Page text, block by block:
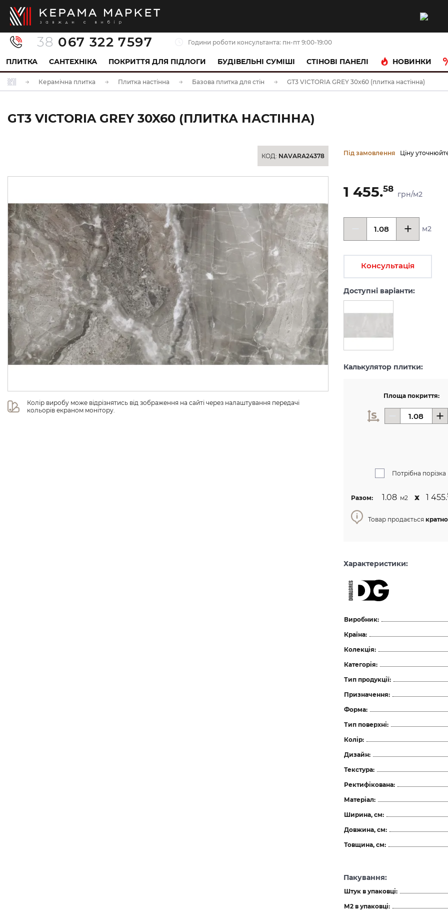
38 067 322 7597 Години роботи консультанта: пн-пт 9:00-19:00
ПЛИТКА САНТЕХНІКА ПОКРИТТЯ ДЛЯ ПІДЛОГИ БУДІВЕЛЬНІ СУМІШІ CТІНОВІ ПАНЕЛІ НОВИНКИ
Керамічна плитка Плитка настінна Базова плитка для стін GT3 VICTORIA GREY 30x60 (плитка настінна)
GT3 VICTORIA GREY 30X60 (ПЛИТКА НАСТІННА)
КОД: NAVARA24378
Колір виробу може відрізнятись від зображення на сайті через налаштування передачі
кольорів екраном монітору.
Під замовлення Ціну
1 455.58
грн/м2
м2
Консультація
Доступні варіанти:
Калькулятор плитки:
Площа покриття:
Потрібна порізка
Разом: 1.08 м2 х 1 455.
Товар продається
Характеристики:
Виробник:
Країна:
Колекція:
Категорія:
Тип продукції:
Призначення:
Форма:
Тип поверхні:
Колір:
Дизайн:
Текстура:
Ректифікована:
Матеріал:
Ширина, см:
Довжина, см:
Товщина, см:
Пакування:
Штук в упаковці:
М2 в упаковці: